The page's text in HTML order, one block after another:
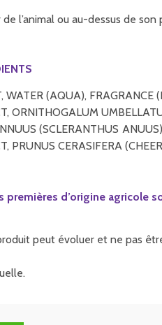
l’animal ou au-dessus de son
WATER (AQUA), FRAGRANCE
ORNITHOGALUM
(SCLERANTHUS
PRUNUS CERASIFERA
premières d’origine agricole
peut évoluer et ne pas